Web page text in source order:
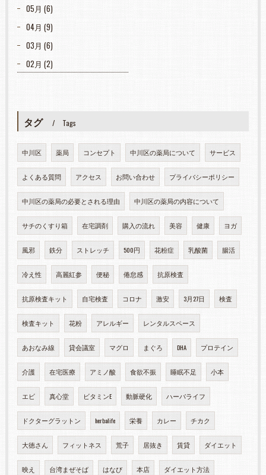
05月 (6)
04月 (9)
03月 (6)
02月 (2)
タグ Tags
中川区 薬局 コンセプト 中川区の薬局について サービス
よくある質問 アクセス お問い合わせ プライバシーポリシー
中川区の薬局の必要とされる理由 中川区の薬局の内容について
サチのくすり箱 在宅調剤 購入の流れ 美容 健康 ヨガ
風邪 鉄分 ストレッチ 500円 花粉症 乳酸菌 腸活
冷え性 高麗紅参 便秘 倦怠感 抗原検査
抗原検査キット 自宅検査 コロナ 激安 3月27日 検査
検査キット 花粉 アレルギー レンタルスペース
あおなみ線 貸会議室 マグロ まぐろ DHA プロテイン
介護 在宅医療 アミノ酸 食欲不振 睡眠不足 小本
エビ 真心堂 ビタミンE 動脈硬化 ハーバライフ
ドクターグラットン herbalife 栄養 カレー チカク
大徳さん フィットネス 荒子 居抜き 賃貸 ダイエット
映え 台湾まぜそば はなび 本店 ダイエット方法